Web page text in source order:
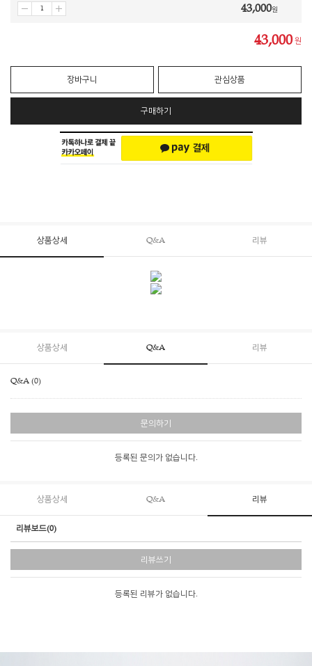
43,000원
43,000 원
장바구니 관심상품
구매하기
상품상세 Q&A 리뷰
상품상세 Q&A 리뷰
Q&A (0)
문의하기
등록된 문의가 없습니다.
상품상세 Q&A 리뷰
리뷰보드(0)
리뷰쓰기
등록된 리뷰가 없습니다.